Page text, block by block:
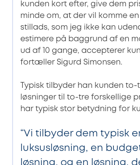
kunden kort efter, give dem
minde om, at der vil komme
stillads, som jeg ikke kan
estimere på baggrund af en
ud af 10 gange, accepterer
fortæller Sigurd Simonsen.
Typisk tilbyder han kunden
løsninger til to-tre forskellige
har typisk stor betydning for
“Vi tilbyder dem typisk
luksusløsning, en
løsning, og en løsning,